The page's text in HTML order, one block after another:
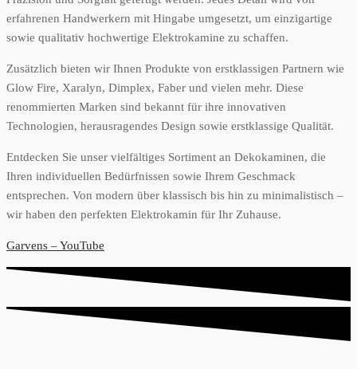
erfahrenen Handwerkern mit Hingabe umgesetzt, um einzigartige
sowie qualitativ hochwertige Elektrokamine zu schaffen.
Zusätzlich bieten wir Ihnen Produkte von erstklassigen Partnern wie
Glow Fire, Xaralyn, Dimplex, Faber und vielen mehr. Diese
renommierten Marken sind bekannt für ihre innovativen
Technologien, herausragendes Design sowie erstklassige Qualität.
Entdecken Sie unser vielfältiges Sortiment an Dekokaminen, die
Ihren individuellen Bedürfnissen sowie Ihrem Geschmack
entsprechen. Von modern über klassisch bis hin zu minimalistisch –
wir haben den perfekten Elektrokamin für Ihr Zuhause.
Garvens – YouTube